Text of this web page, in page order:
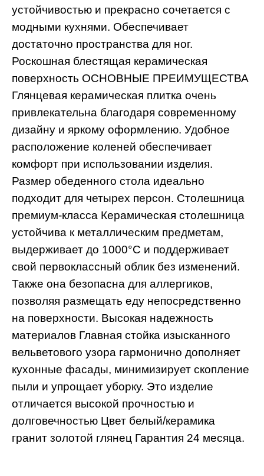
устойчивостью и прекрасно сочетается с
модными кухнями. Обеспечивает
достаточно пространства для ног.
Роскошная блестящая керамическая
поверхность ОСНОВНЫЕ ПРЕИМУЩЕСТВА
Глянцевая керамическая плитка очень
привлекательна благодаря современному
дизайну и яркому оформлению. Удобное
расположение коленей обеспечивает
комфорт при использовании изделия.
Размер обеденного стола идеально
подходит для четырех персон. Столешница
премиум-класса Керамическая столешница
устойчива к металлическим предметам,
выдерживает до 1000°C и поддерживает
свой первоклассный облик без изменений.
Также она безопасна для аллергиков,
позволяя размещать еду непосредственно
на поверхности. Высокая надежность
материалов Главная стойка изысканного
вельветового узора гармонично дополняет
кухонные фасады, минимизирует скопление
пыли и упрощает уборку. Это изделие
отличается высокой прочностью и
долговечностью Цвет белый/керамика
гранит золотой глянец Гарантия 24 месяца.